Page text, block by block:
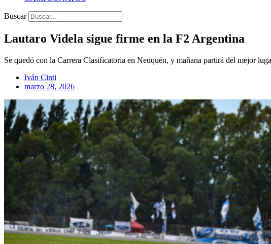
Buscar
Lautaro Videla sigue firme en la F2 Argentina
Se quedó con la Carrera Clasificatoria en Neuquén, y mañana partirá del mejor
Iván Cinti
marzo 28, 2026